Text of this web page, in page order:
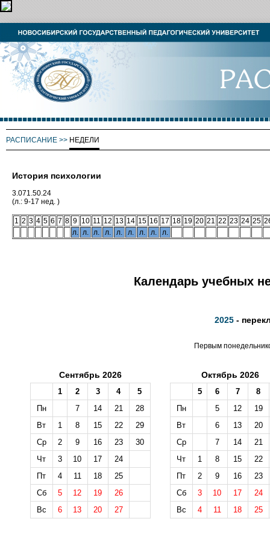
РАСПИСАНИЕ >> НЕДЕЛИ
История психологии
3.071.50.24
(л.: 9-17 нед. )
1 2 3 4 5 6 7 8 9 10 11 12 13 14 15 16 17 18 19 20 21 22 23 24 25
л. л. л. л. л. л. л. л. л.
Календарь учебных
2025 -
Первым
Сентябрь 2026
1 2 3 4
5
Пн
7 14 21
28
Вт
1 8 15 22
29
Ср
2 9 16 23
30
Чт
3 10 17
24
Пт
4 11 18
25
Сб
5 12 19
26
Вс
6 13 20 27
Октябрь 2026
5 6 7
8
Пн
5 12
19
Вт
6 13
20
Ср
7 14
21
Чт
1 8 15
22
Пт
2 9 16
23
Сб
3 10 17
24
Вс
4 11 18 25